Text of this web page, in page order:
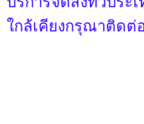
ใกล้เคียงกรุณาติดต่